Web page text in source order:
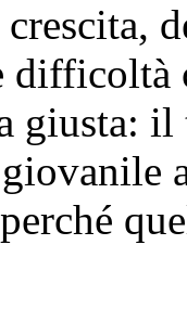
difficoltà
giusta: